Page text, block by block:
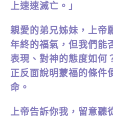
上速速滅亡。」
親愛的弟兄姊妹，上帝
年終的福氣，但我們能
表現、對神的態度如何
正反面說明蒙福的條件
命。
上帝告訴你我，留意聽